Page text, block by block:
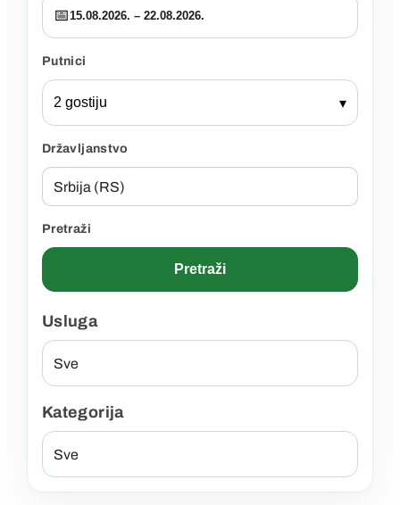
📅15.08.2026. – 22.08.2026.
Putnici
2 gostiju ▾
Državljanstvo
Pretraži
Pretraži
Usluga
Kategorija